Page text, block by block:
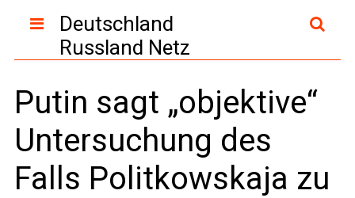
Deutschland
Russland Netz
Putin sagt „objektive“
Untersuchung des
Falls Politkowskaja zu